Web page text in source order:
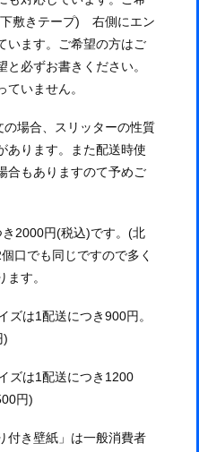
敷きテープ) 右側にエン
います。ご希望の方はご
必ずお書きください。
いません。
場合、スリッターの性質
あります。また配送時使
合もありますのて予めご
2000円(税込)です。(北
口でも同じですので多く
す。
は1配送につき900円。
)
ズは1配送につき1200
円)
付き壁紙」は一般消費者